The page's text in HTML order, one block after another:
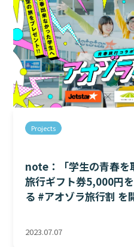
Projects
note：「学生の青春を
旅行ギフト券5,000円
る #アオゾラ旅行割 を
2023.07.07